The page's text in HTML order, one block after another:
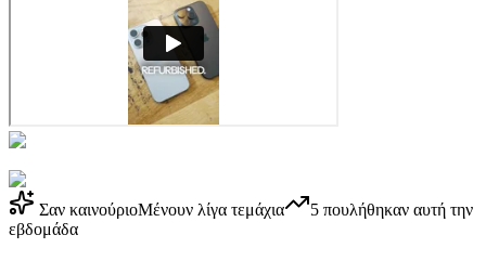
Σαν καινούριοΜένουν λίγα τεμάχια 5 πουλήθηκαν αυτή την
εβδομάδα